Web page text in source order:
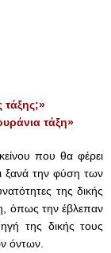
τάξης;»
τάξη»
που θα φέρει
ξανά την φύση των
της δικής
όπως την έβλεπαν
της δικής τους
όντων.